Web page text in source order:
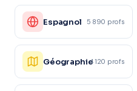
Espagnol 5 890 profs
Géographie4 120 profs